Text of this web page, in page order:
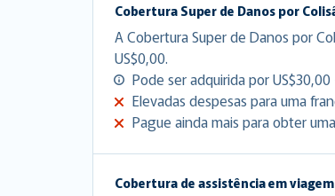
Cobertura Super de Danos por
A Cobertura Super de Danos por
US$0,00.
Pode ser adquirida por
Elevadas despesas para uma
Pague ainda mais para obter
Cobertura de assistência em viagem